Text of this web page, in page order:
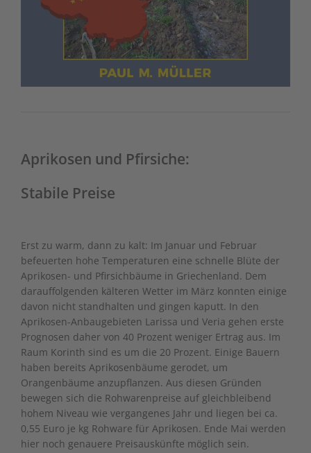
Aprikosen und Pfirsiche:
Stabile Preise
Erst zu warm, dann zu kalt: Im Januar und Februar
befeuerten hohe Temperaturen eine schnelle Blüte der
Aprikosen- und Pfirsichbäume in Griechenland. Dem
darauffolgenden kälteren Wetter im März konnten einige
davon nicht standhalten und gingen kaputt. In den
Aprikosen-Anbaugebieten Larissa und Veria gehen erste
Prognosen daher von 40 Prozent weniger Ertrag aus. Im
Raum Korinth sind es um die 20 Prozent. Einige Bauern
haben bereits Aprikosenbäume gerodet, um
Orangenbäume anzupflanzen. Aus diesen Gründen
bewegen sich die Rohwarenpreise auf gleichbleibend
hohem Niveau wie vergangenes Jahr und liegen bei ca.
0,55 Euro je kg Rohware für Aprikosen. Ende Mai werden
hier noch genauere Preisauskünfte möglich sein.